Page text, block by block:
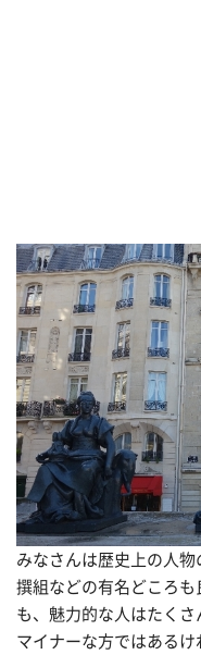
みなさんは歴史上の人
撰組などの有名どころ
も、魅力的な人はたく
マイナーな方ではある